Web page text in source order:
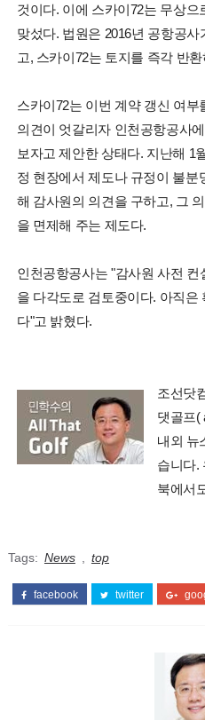
것이다. 이에 스카이72는 무상
맞섰다. 법원은 2016년 공항공
고, 스카이72는 토지를 즉각 반
스카이72는 이번 계약 갱신 여
의견이 엇갈리자 인천공항공사
보자고 제안한 상태다. 지난해 1
정 현장에서 제도나 규정이 불분
해 감사원의 의견을 구하고, 그
을 면제해 주는 제도다.
인천공항공사는 "감사원 사전
을 다각도로 검토중이다. 아직은
다"고 밝혔다.
조선닷
댓골프(
내외 뉴
습니다.
북에서
Tags: News top
facebook twitter